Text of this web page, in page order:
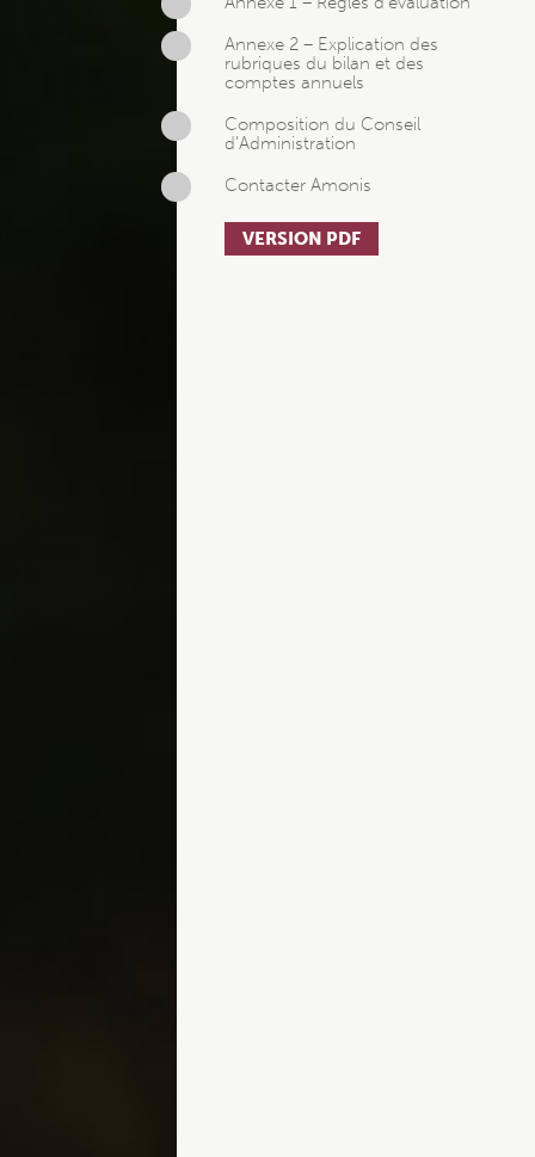
Annexe 2 – Explication des
rubriques du bilan et des
comptes annuels
Composition du Conseil
d’Administration
Contacter Amonis
VERSION PDF